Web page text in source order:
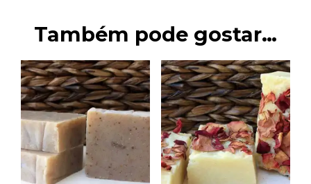
Também pode gostar…